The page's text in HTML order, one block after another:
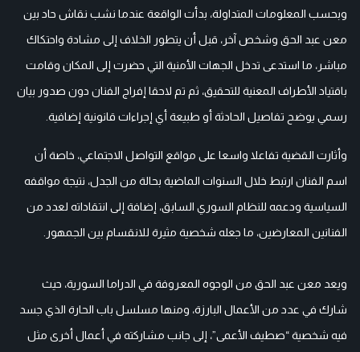
وبحسب المعلومات المتداولة، بدأت الواقعة عندما نشب نقاش حاد بين
معن عبد الحق وشخص آخر، قبل أن يتطور الخلاف إلى مشادة واحتكاك
مباشر، ما استدعى تدخل الجهات الأمنية التي حضرت إلى المكان وقامت
باقتياد الأطراف المعنية للتحقيق، ثم تم لاحقا إفراج الفنان دون صدور بيان
رسمي يوضح تفاصيل الحادثة أو طبيعة أي إجراءات قانونية إضافية.
وأثارت القضية تفاعلا واسعا على مواقع التواصل الاجتماعي، خاصة أن
اسم الفنان ارتبط خلال السنوات الماضية بحالة من الجدل، نتيجة مواقفه
السياسية ودعمه للنظام السوري السابق، إضافة إلى انتقاداته لعدد من
الفنانين المعارضين، ما جعله شخصية مثيرة للانقسام بين الجمهور.
ويعد معن عبد الحق من الوجوه المعروفة في الدراما السورية، حيث
شارك في عدد من الأعمال البارزة، ومنها مسلسل باب الحارة الذي جسد
فيه شخصية “صطيف الأعمى”، إلى جانب مشاركته في أعمال أخرى مثل